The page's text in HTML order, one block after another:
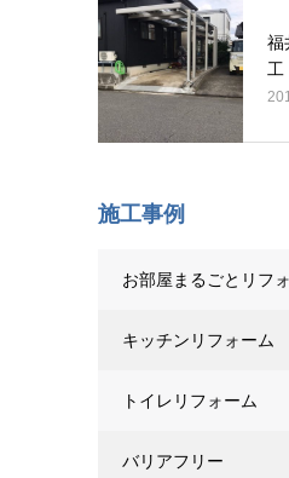
福
工
施工事例
お部屋まるごとリフ
キッチンリフォーム
トイレリフォーム
バリアフリー